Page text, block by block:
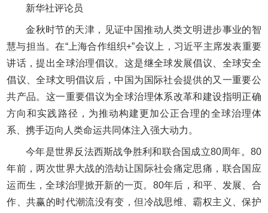
新华社评论员
金秋时节的天津，见证中国推动人类文明进步事业的智
慧与担当。在“上海合作组织+”会议上，习近平主席发表重要
讲话，提出全球治理倡议。这是继全球发展倡议、全球安全
倡议、全球文明倡议后，中国为国际社会提供的又一重要公
共产品。这一重要倡议为全球治理体系改革和建设指明正确
方向和实践路径，为推动构建更加公正合理的全球治理体
系、携手迈向人类命运共同体注入强大动力。
今年是世界反法西斯战争胜利和联合国成立80周年。80
年前，两次世界大战的浩劫让国际社会痛定思痛，联合国应
运而生，全球治理掀开新的一页。80年后，和平、发展、合
作、共赢的时代潮流没有变，但冷战思维、霸权主义、保护